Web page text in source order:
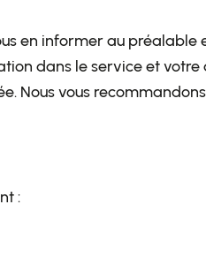
en informer au
dans le service et
Nous vous
: